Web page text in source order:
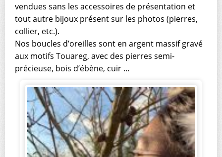
vendues sans les accessoires de présentation et
tout autre bijoux présent sur les photos (pierres,
collier, etc.).
Nos boucles d’oreilles sont en argent massif gravé
aux motifs Touareg, avec des pierres semi-
précieuse, bois d’ébène, cuir ...